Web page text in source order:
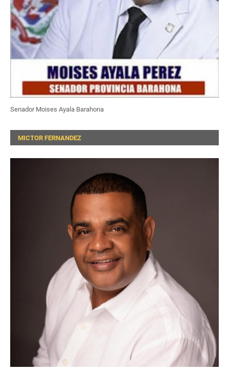
Senador Moises Ayala Barahona
MICTOR FERNANDEZ